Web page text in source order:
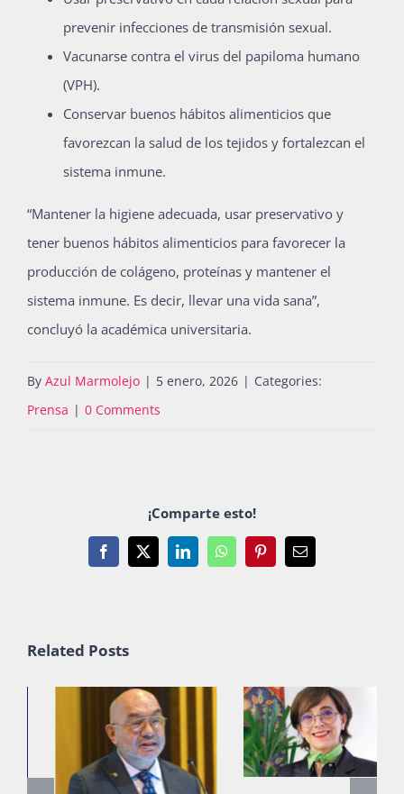
prevenir infecciones de transmisión sexual.
Vacunarse contra el virus del papiloma humano
(VPH).
Conservar buenos hábitos alimenticios que
favorezcan la salud de los tejidos y fortalezcan el
sistema inmune.
“Mantener la higiene adecuada, usar preservativo y
tener buenos hábitos alimenticios para favorecer la
producción de colágeno, proteínas y mantener el
sistema inmune. Es decir, llevar una vida sana”,
concluyó la académica universitaria.
By Azul Marmolejo | 5 enero, 2026 | Categories:
Prensa | 0 Comments
¡Comparte esto!
Facebook
X LinkedInWhatsAppPinterestEmail
Related Posts